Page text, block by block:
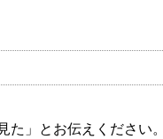
」とお伝えください。